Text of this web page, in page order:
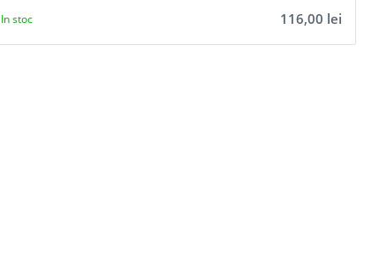
116,00 lei
In stoc